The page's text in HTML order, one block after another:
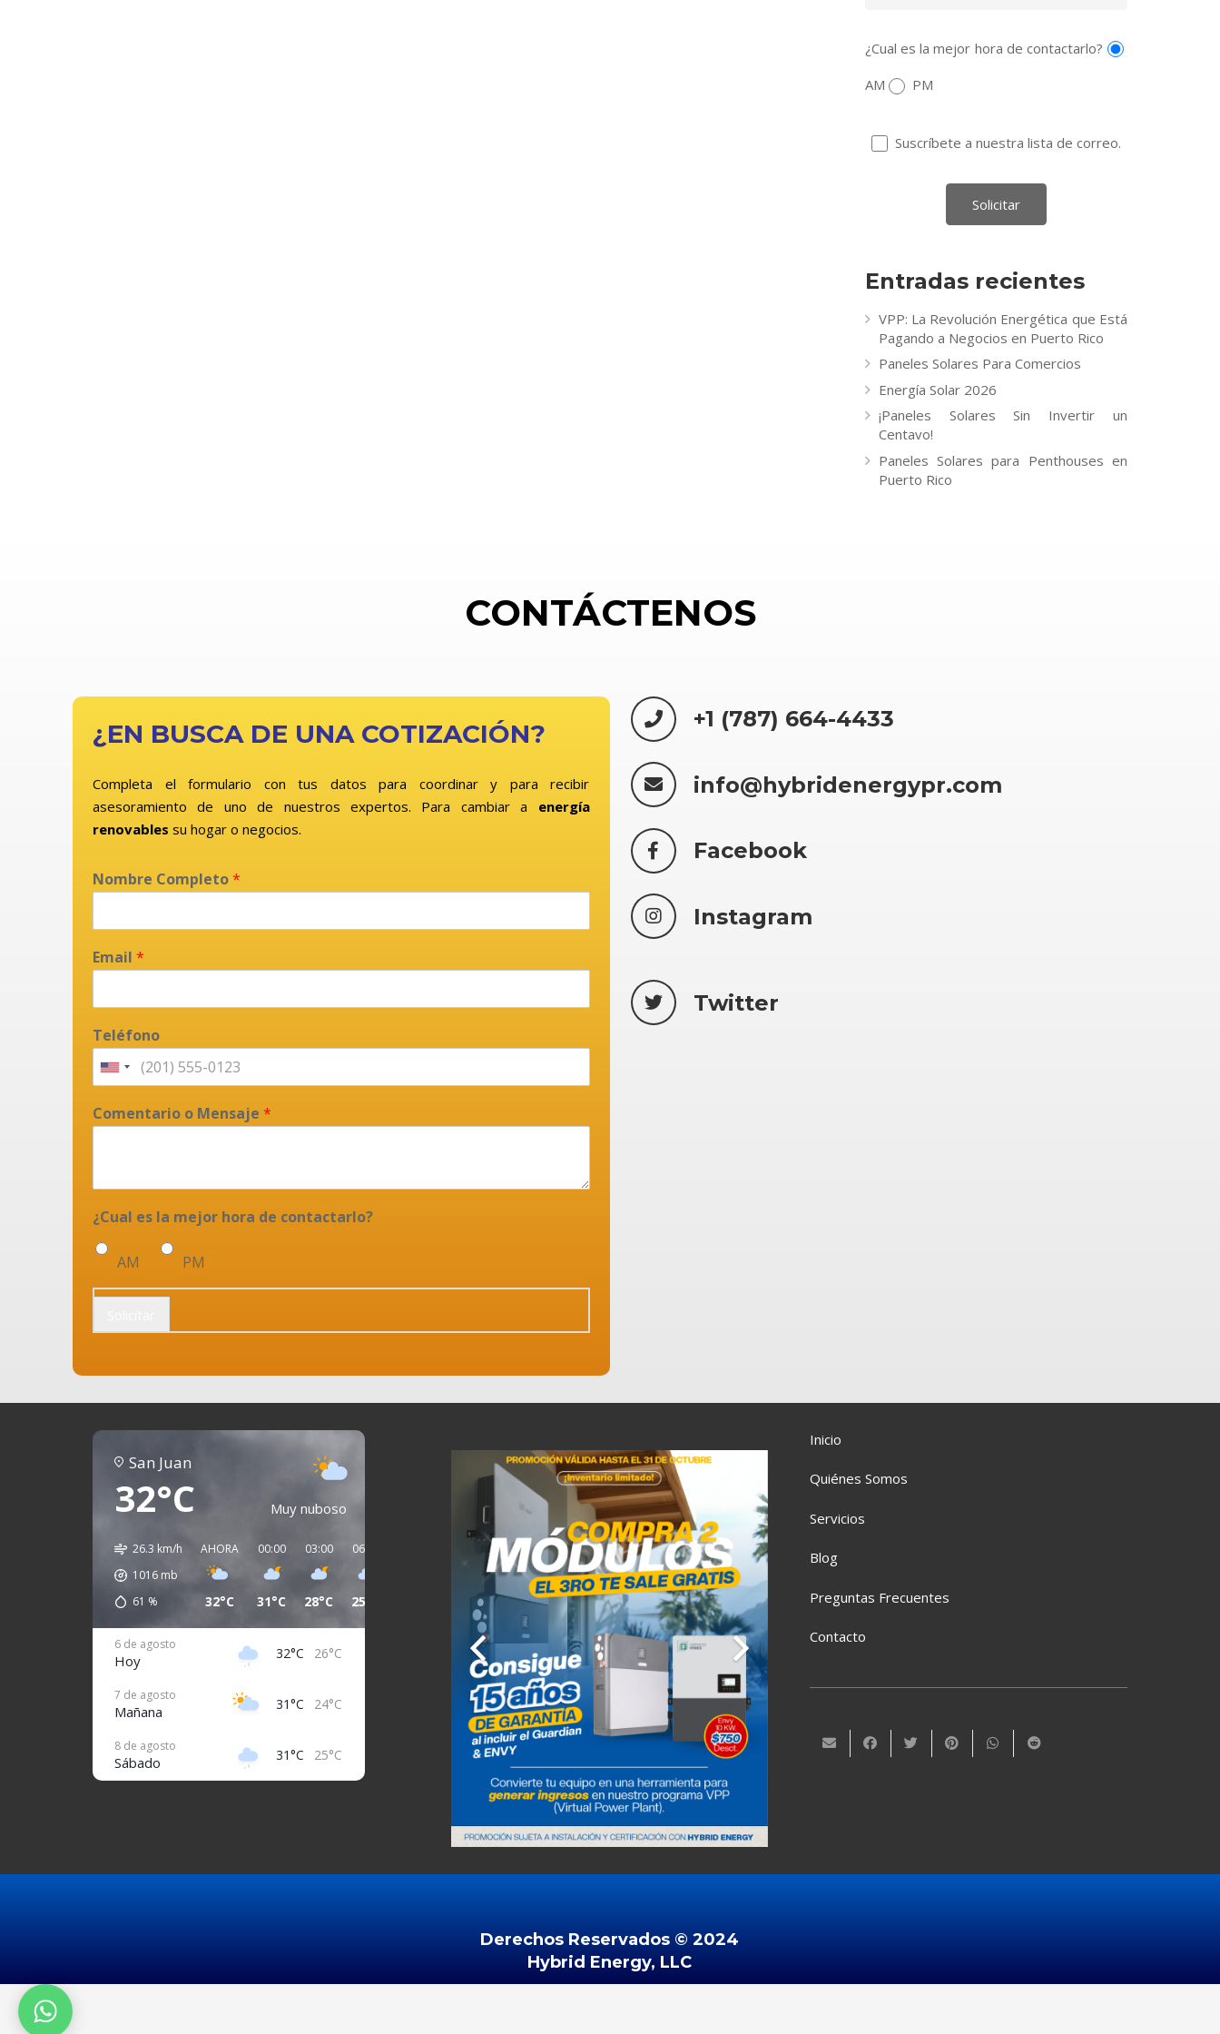
¿Cual es la mejor hora de contactarlo?
AM PM
Suscríbete a nuestra lista de correo.
Entradas recientes
VPP: La Revolución Energética que Está
Pagando a Negocios en Puerto Rico
Paneles Solares Para Comercios
Energía Solar 2026
¡Paneles Solares Sin Invertir un
Centavo!
Paneles Solares para Penthouses en
Puerto Rico
CONTÁCTENOS
¿EN BUSCA DE UNA COTIZACIÓN?
Completa el formulario con tus datos para coordinar y para recibir
asesoramiento de uno de nuestros expertos. Para cambiar a energía
renovables su hogar o negocios.
Nombre Completo*
Email *
Teléfono
Comentario o Mensaje *
¿Cual es la mejor hora de contactarlo?
AM PM
+1 (787) 664-4433
info@hybridenergypr.com
Facebook
Instagram
Twitter
San Juan
32°C Muy nuboso
26.3 km/h
1016 mb
61 %
AHORA
32°C
00:00
31°C
03:00
28°C
06:00
25°C 29°C
15:00
30°C
18:00
31°C
6 de agosto
Hoy 32°C 26°C
7 de agosto
Mañana 31°C 24°C
8 de agosto
Sábado 31°C 25°C
Inicio
Quiénes Somos
Servicios
Blog
Preguntas Frecuentes
Contacto
Derechos Reservados ©️ 2024
Hybrid Energy, LLC